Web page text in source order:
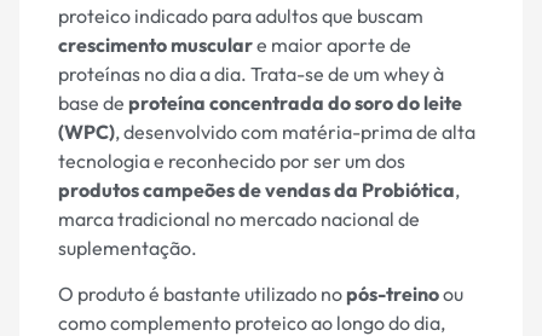
proteico indicado para adultos que buscam
crescimento musculare maior aporte de
proteínas no dia a dia. Trata-se de um whey à
base de proteína concentrada do soro do leite
(WPC), desenvolvido com matéria-prima de alta
tecnologia e reconhecido por ser um dos
produtos campeões de vendas da Probiótica,
marca tradicional no mercado nacional de
suplementação.
O produto é bastante utilizado nopós-treinoou
como complemento proteico ao longo do dia,